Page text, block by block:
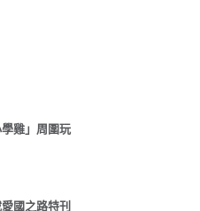
學雞」周圍玩
國之路特刊